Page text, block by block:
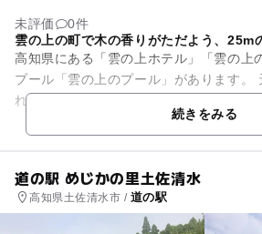
未評価
0件
雲の上の町で木の香りがただよう、25m
高知県にある「雲の上ホテル」「雲の上
プール「雲の上のプール」があります。
れているので、木の香りがただよい、山
ト気分が味わえるプール...続きをみる
道の駅 めじかの里土佐清水
高知県土佐清水市 / 道の駅